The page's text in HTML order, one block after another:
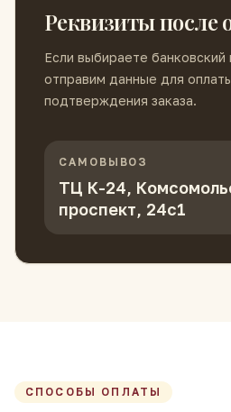
Реквизиты после
Если выбираете
отправим данные для
подтверждения заказа.
САМОВЫВОЗ
ТЦ К-24,
проспект, 24с1
СПОСОБЫ ОПЛАТЫ